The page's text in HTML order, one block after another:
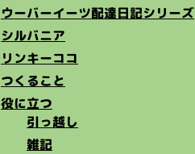
ウーバーイーツ配達日記シリーズ
シルバニア
リンキーココ
つくること
役に立つ
引っ越し
雑記